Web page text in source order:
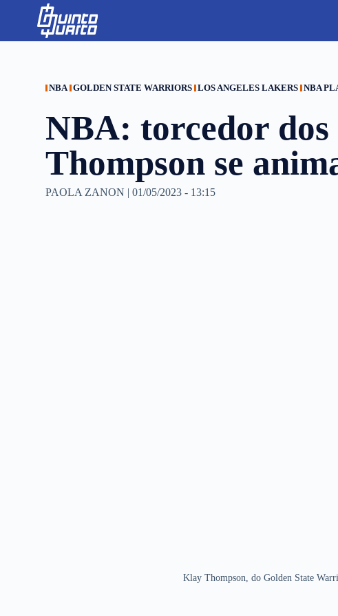
p
NBA GOLDEN STATE WARRIORS LOS ANGELES LAKERS NBA
NBA: torcedor
Thompson se
PAOLA ZANON |01/05/2023 - 13:15
Klay Thompson, do Golden State